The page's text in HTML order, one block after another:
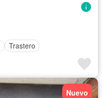
Trastero
Nuevo